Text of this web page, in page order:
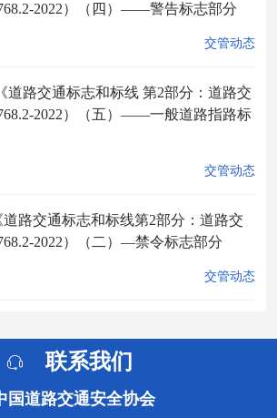
2022）（四）——警告标志部分
交管动态
道路交通标志和标线 第2部分：道路交
2022）（五）——一般道路指路标
交管动态
路交通标志和标线第2部分：道路交
2022）（二）—禁令标志部分
交管动态
联系我们
国道路交通安全协会